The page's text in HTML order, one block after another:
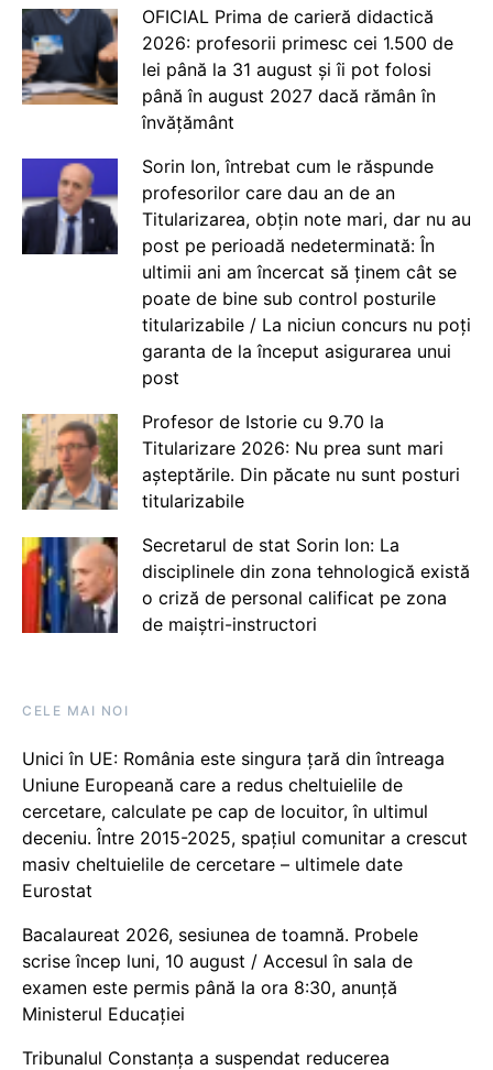
OFICIAL Prima de carieră didactică
2026: profesorii primesc cei 1.500 de
lei până la 31 august și îi pot folosi
până în august 2027 dacă rămân în
învățământ
Sorin Ion, întrebat cum le răspunde
profesorilor care dau an de an
Titularizarea, obțin note mari, dar nu au
post pe perioadă nedeterminată: În
ultimii ani am încercat să ținem cât se
poate de bine sub control posturile
titularizabile / La niciun concurs nu poți
garanta de la început asigurarea unui
post
Profesor de Istorie cu 9.70 la
Titularizare 2026: Nu prea sunt mari
așteptările. Din păcate nu sunt posturi
titularizabile
Secretarul de stat Sorin Ion: La
disciplinele din zona tehnologică există
o criză de personal calificat pe zona
de maiștri-instructori
CELE MAI NOI
Unici în UE: România este singura țară din întreaga
Uniune Europeană care a redus cheltuielile de
cercetare, calculate pe cap de locuitor, în ultimul
deceniu. Între 2015-2025, spațiul comunitar a crescut
masiv cheltuielile de cercetare – ultimele date
Eurostat
Bacalaureat 2026, sesiunea de toamnă. Probele
scrise încep luni, 10 august / Accesul în sala de
examen este permis până la ora 8:30, anunță
Ministerul Educației
Tribunalul Constanța a suspendat reducerea